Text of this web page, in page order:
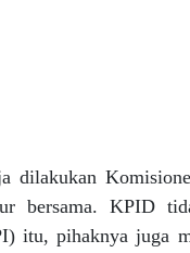
dilakukan
bersama. KPID
itu, pihaknya juga